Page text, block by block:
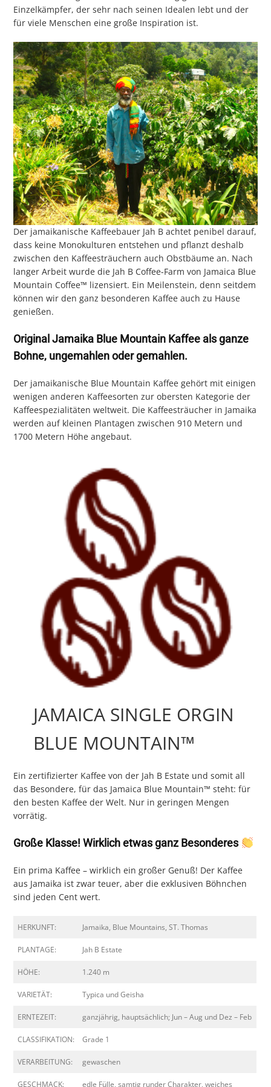
Einzelkämpfer, der sehr nach seinen Idealen lebt und der
für viele Menschen eine große Inspiration ist.
Der jamaikanische Kaffeebauer Jah B achtet penibel darauf,
dass keine Monokulturen entstehen und pflanzt deshalb
zwischen den Kaffeesträuchern auch Obstbäume an. Nach
langer Arbeit wurde die Jah B Coffee-Farm von Jamaica Blue
Mountain Coffee™ lizensiert. Ein Meilenstein, denn seitdem
können wir den ganz besonderen Kaffee auch zu Hause
genießen.
Original Jamaika Blue Mountain Kaffee als ganze
Bohne, ungemahlen oder gemahlen.
Der jamaikanische Blue Mountain Kaffee gehört mit einigen
wenigen anderen Kaffeesorten zur obersten Kategorie der
Kaffeespezialitäten weltweit. Die Kaffeesträucher in Jamaika
werden auf kleinen Plantagen zwischen 910 Metern und
1700 Metern Höhe angebaut.
JAMAICA SINGLE ORGIN
BLUE MOUNTAIN™
Ein zertifizierter Kaffee von der Jah B Estate und somit all
das Besondere, für das Jamaica Blue Mountain™ steht: für
den besten Kaffee der Welt. Nur in geringen Mengen
vorrätig.
Große Klasse! Wirklich etwas ganz Besonderes
Ein prima Kaffee – wirklich ein großer Genuß! Der Kaffee
aus Jamaika ist zwar teuer, aber die exklusiven Böhnchen
sind jeden Cent wert.
HERKUNFT: Jamaika, Blue Mountains, ST. Thomas
PLANTAGE: Jah B Estate
HÖHE: 1.240 m
VARIETÄT: Typica und Geisha
ERNTEZEIT: ganzjährig, hauptsächlich; Jun – Aug und Dez – Feb
CLASSIFIKATION: Grade 1
VERARBEITUNG: gewaschen
GESCHMACK: edle Fülle, samtig runder Charakter, weiches